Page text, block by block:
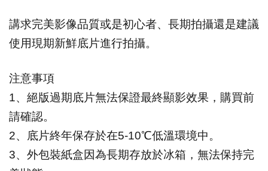
講求完美影像品質或是初心者、長期拍攝還是建議
使用現期新鮮底片進行拍攝。
注意事項
1、絕版過期底片無法保證最終顯影效果，購買前
請確認。
2、底片終年保存於在5-10℃低溫環境中。
3、外包裝紙盒因為長期存放於冰箱，無法保持完